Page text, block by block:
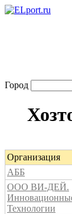
Город
Организация
АББ
ООО ВИ-ДЕЙ.
Технологии